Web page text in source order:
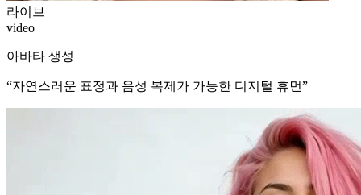
라이브
video
아바타 생성
“자연스러운 표정과 음성 복제가 가능한 디지털 휴먼”